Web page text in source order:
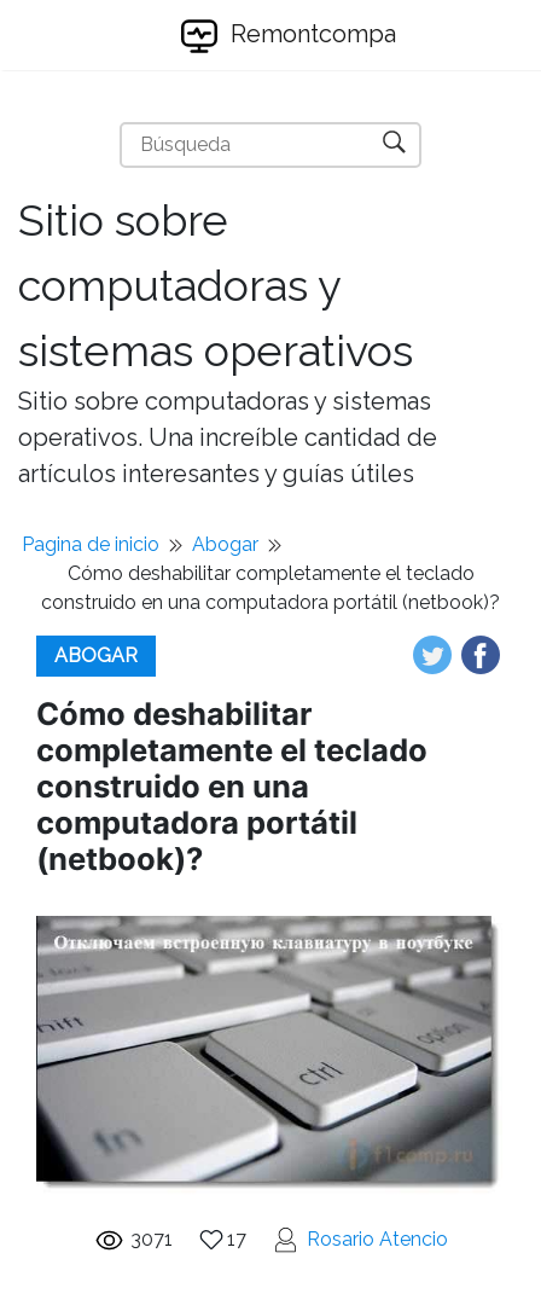
Remontcompa
Sitio sobre
computadoras y
sistemas operativos
Sitio sobre computadoras y sistemas
operativos. Una increíble cantidad de
artículos interesantes y guías útiles
Pagina de inicio
Abogar
Cómo deshabilitar completamente el teclado
construido en una computadora portátil (netbook)?
ABOGAR
Cómo deshabilitar
completamente el teclado
construido en una
computadora portátil
(netbook)?
3071 17 Rosario Atencio